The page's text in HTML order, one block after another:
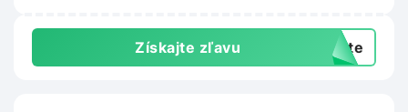
Získajte zľavu exte